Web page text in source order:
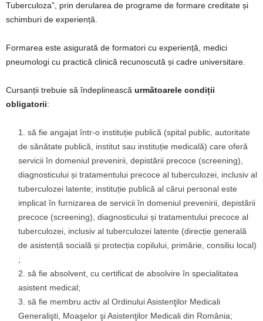
Tuberculoza”, prin derularea de programe de formare creditate și
schimburi de experiență.
Formarea este asigurată de formatori cu experiență, medici
pneumologi cu practică clinică recunoscută și cadre universitare.
Cursanții trebuie să îndeplinească următoarele condiții
obligatorii:
să fie angajat într-o instituție publică (spital public, autoritate
de sănătate publică, institut sau instituție medicală) care oferă
servicii în domeniul prevenirii, depistării precoce (screening),
diagnosticului și tratamentului precoce al tuberculozei, inclusiv al
tuberculozei latente; instituție publică al cărui personal este
implicat în furnizarea de servicii în domeniul prevenirii, depistării
precoce (screening), diagnosticului și tratamentului precoce al
tuberculozei, inclusiv al tuberculozei latente (direcție generală
de asistență socială și protecția copilului, primărie, consiliu local)
;
să fie absolvent, cu certificat de absolvire în specialitatea
asistent medical;
să fie membru activ al Ordinului Asistenţilor Medicali
Generalişti, Moaşelor şi Asistenţilor Medicali din România;